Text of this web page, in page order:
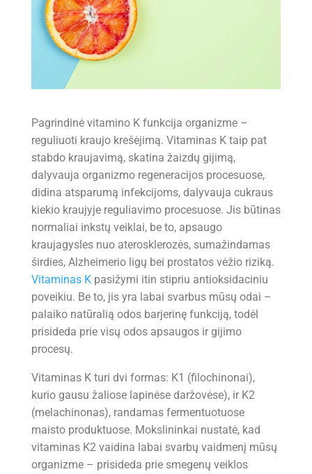
Pagrindinė vitamino K funkcija organizme –
reguliuoti kraujo krešėjimą. Vitaminas K taip pat
stabdo kraujavimą, skatina žaizdų gijimą,
dalyvauja organizmo regeneracijos procesuose,
didina atsparumą infekcijoms, dalyvauja cukraus
kiekio kraujyje reguliavimo procesuose. Jis būtinas
normaliai inkstų veiklai, be to, apsaugo
kraujagysles nuo aterosklerozės, sumažindamas
širdies, Alzheimerio ligų bei prostatos vėžio riziką.
Vitaminas K pasižymi itin stipriu antioksidaciniu
poveikiu. Be to, jis yra labai svarbus mūsų odai –
palaiko natūralią odos barjerinę funkciją, todėl
prisideda prie visų odos apsaugos ir gijimo
procesų.
Vitaminas K turi dvi formas: K1 (filochinonai),
kurio gausu žaliose lapinėse daržovėse), ir K2
(melachinonas), randamas fermentuotuose
maisto produktuose. Mokslininkai nustatė, kad
vitaminas K2 vaidina labai svarbų vaidmenį mūsų
organizme – prisideda prie smegenų veiklos